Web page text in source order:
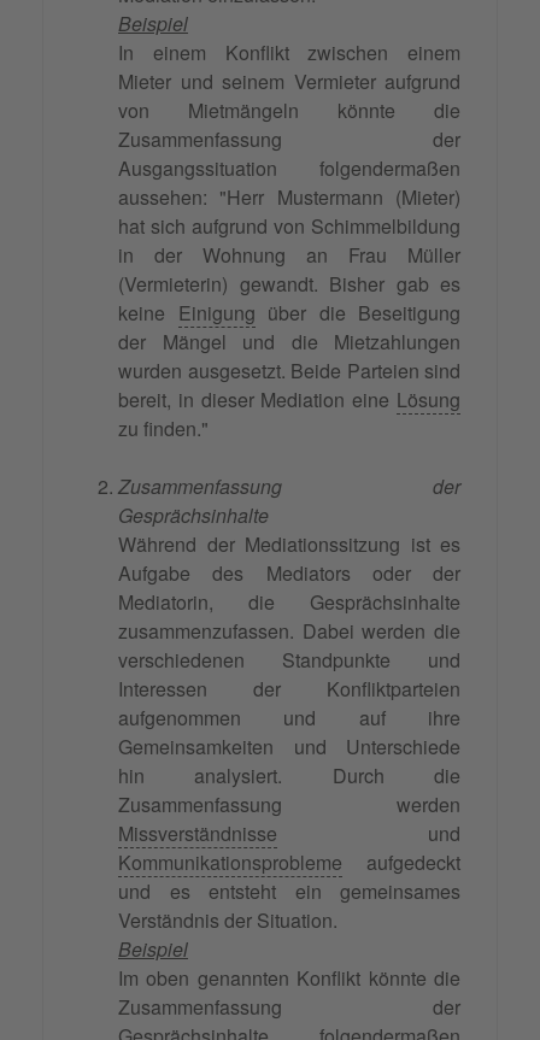
Beispiel
In einem Konflikt zwischen einem
Mieter und seinem Vermieter aufgrund
von Mietmängeln könnte die
Zusammenfassung der
Ausgangssituation folgendermaßen
aussehen: "Herr Mustermann (Mieter)
hat sich aufgrund von Schimmelbildung
in der Wohnung an Frau Müller
(Vermieterin) gewandt. Bisher gab es
keine Einigung über die Beseitigung
der Mängel und die Mietzahlungen
wurden ausgesetzt. Beide Parteien sind
bereit, in dieser Mediation eine Lösung
zu finden."
Zusammenfassung der
Gesprächsinhalte
Während der Mediationssitzung ist es
Aufgabe des Mediators oder der
Mediatorin, die Gesprächsinhalte
zusammenzufassen. Dabei werden die
verschiedenen Standpunkte und
Interessen der Konfliktparteien
aufgenommen und auf ihre
Gemeinsamkeiten und Unterschiede
hin analysiert. Durch die
Zusammenfassung werden
Missverständnisse und
Kommunikationsprobleme aufgedeckt
und es entsteht ein gemeinsames
Verständnis der Situation.
Beispiel
Im oben genannten Konflikt könnte die
Zusammenfassung der